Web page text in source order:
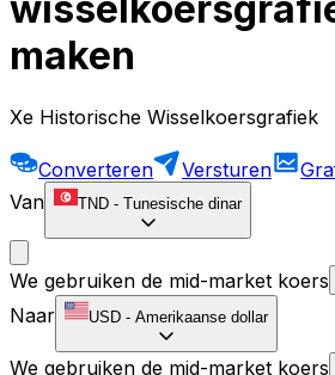
maken
Xe Historische Wisselkoersgrafiek
Converteren Versturen
Van
TND - Tunesische dinar
We gebruiken de mid-market koers
Naar
USD - Amerikaanse dollar
We gebruiken de mid-market koers